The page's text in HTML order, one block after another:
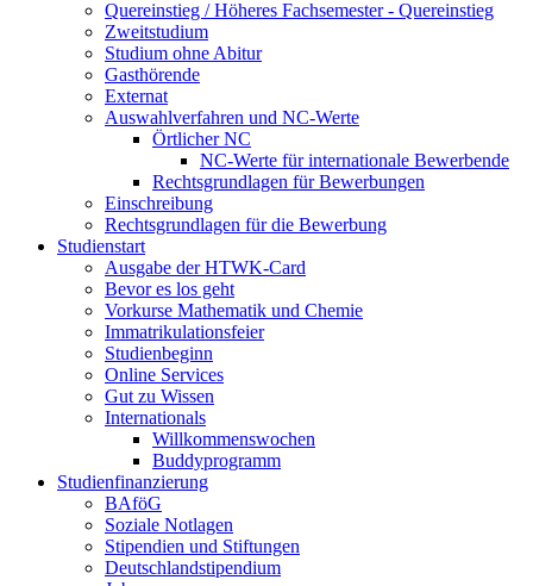
Quereinstieg / Höheres Fachsemester - Quereinstieg
Zweitstudium
Studium ohne Abitur
Gasthörende
Externat
Auswahlverfahren und NC-Werte
Örtlicher NC
NC-Werte für internationale Bewerbende
Rechtsgrundlagen für Bewerbungen
Einschreibung
Rechtsgrundlagen für die Bewerbung
Studienstart
Ausgabe der HTWK-Card
Bevor es los geht
Vorkurse Mathematik und Chemie
Immatrikulationsfeier
Studienbeginn
Online Services
Gut zu Wissen
Internationals
Willkommenswochen
Buddyprogramm
Studienfinanzierung
BAföG
Soziale Notlagen
Stipendien und Stiftungen
Deutschlandstipendium